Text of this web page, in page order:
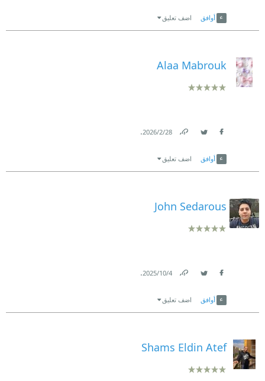
أوافق اضف تعليق
Alaa Mabrouk
28‏/2‏/2026
.
أوافق اضف تعليق
John Sedarous
4‏/10‏/2025
.
أوافق اضف تعليق
Shams Eldin Atef